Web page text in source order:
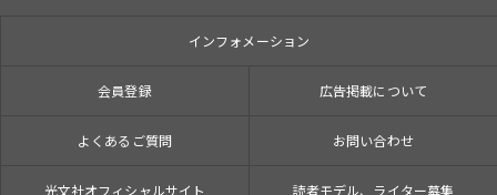
インフォメーション
会員登録 広告掲載について
よくあるご質問 お問い合わせ
光文社オフィシャルサイト 読者モデル、ライター募集